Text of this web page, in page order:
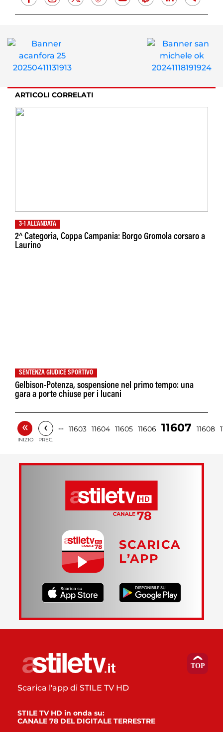
ARTICOLI CORRELATI
3-1 ALL'ANDATA
2^ Categoria, Coppa Campania: Borgo Gromola corsaro a
Laurino
SENTENZA GIUDICE SPORTIVO
Gelbison-Potenza, sospensione nel primo tempo: una
gara a porte chiuse per i lucani
«
INIZIO
‹
PREC.
… 11603 11604 11605 11606 11607 11608
SCARICA
L’APP
Scarica l'app di STILE TV HD
STILE TV HD in onda su:
CANALE 78 DEL DIGITALE TERRESTRE